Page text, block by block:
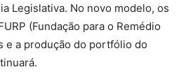
Legislativa. No novo modelo, os
(Fundação para o Remédio
e a produção do portfólio do